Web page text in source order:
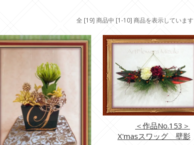
全 [19] 商品中 [1-10] 商品を表示しています
＜作品No.153＞
X'masスワッグ 壁影